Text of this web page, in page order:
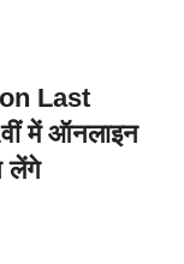
Last
में ऑनलाइन
लेंगे